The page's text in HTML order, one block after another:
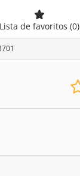
Lista de favoritos (0)